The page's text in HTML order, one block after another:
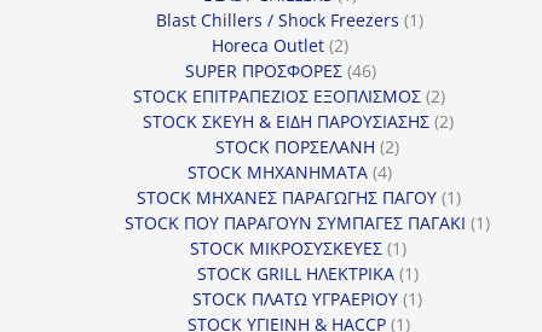
προϊόν
Blast Chillers / Shock Freezers 11
Horeca Outlet 22
προϊόντα
SUPER ΠΡΟΣΦΟΡΕΣ 4646
προϊόντα
STOCK ΕΠΙΤΡΑΠΕΖΙΟΣ ΕΞΟΠΛΙΣΜΟΣ 22
προϊόντα
STOCK ΣΚΕΥΗ & ΕΙΔΗ ΠΑΡΟΥΣΙΑΣΗΣ 22
STOCK ΠΟΡΣΕΛΑΝΗ 22
STOCK ΜΗΧΑΝΗΜΑΤΑ 44
προϊόντα
STOCK ΜΗΧΑΝΕΣ ΠΑΡΑΓΩΓΗΣ ΠΑΓΟΥ 11
προϊόν
STOCK ΠΟΥ ΠΑΡΑΓΟΥΝ ΣΥΜΠΑΓΕΣ ΠΑΓΑΚΙ 11
STOCK ΜΙΚΡΟΣΥΣΚΕΥΕΣ 11
προϊόν
STOCK GRILL ΗΛΕΚΤΡΙΚΑ 11
προϊόν
STOCK ΠΛΑΤΩ ΥΓΡΑΕΡΙΟΥ 11
STOCK ΥΓΙΕΙΝΗ & HACCP 11